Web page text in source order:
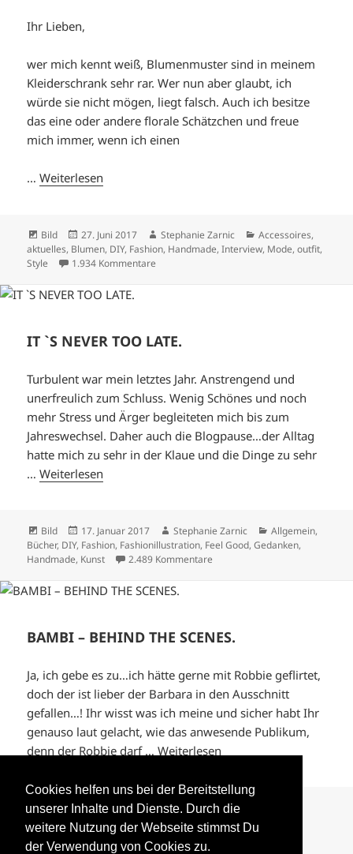
Cookies helfen uns bei der Bereitstellung
unserer Inhalte und Dienste. Durch die
weitere Nutzung der Webseite stimmst Du
der Verwendung von Cookies zu.
Ihr Lieben,
wer mich kennt weiß, Blumenmuster sind in meinem
Kleiderschrank sehr rar. Wer nun aber glaubt, ich
würde sie nicht mögen, liegt falsch. Auch ich besitze
das eine oder andere florale Schätzchen und freue
mich immer, wenn ich einen
…Weiterlesen
Format
Bild
Veröffentlicht
am
27. Juni 2017 Autor
Stephanie Zarnic Kategorien
Accessoires,
aktuelles, Blumen, DIY, Fashion, Handmade,Interview, Mode,outfit,
Style
1.934 Kommentare
IT `S NEVER TOO LATE.
Turbulent war mein letztes Jahr. Anstrengend und
unerfreulich zum Schluss. Wenig Schönes und noch
mehr Stress und Ärger begleiteten mich bis zum
Jahreswechsel. Daher auch die Blogpause…der Alltag
hatte mich zu sehr in der Klaue und die Dinge zu sehr
…Weiterlesen
Format
Bild
Veröffentlicht
am
17. Januar 2017 Autor
Stephanie Zarnic Kategorien
Allgemein,
Bücher, DIY, Fashion, Fashionillustration, Feel Good,Gedanken,
Handmade, Kunst 2.489 Kommentare
BAMBI – BEHIND THE SCENES.
Ja, ich gebe es zu…ich hätte gerne mit Robbie geflirtet,
doch der ist lieber der Barbara in den Ausschnitt
gefallen…! Ihr wisst was ich meine und sicher habt Ihr
genauso laut gelacht, wie das anwesende Publikum,
denn der Robbie darf …Weiterlesen
Format
Bild
Veröffentlicht
am
28. November 2016 Autor
Stephanie Zarnic
Accessoires,aktuelles,Ausgehen,Bags,Beauty,Berlin
Fashion, Gefühle,Locations, outfit,Stars 72 Kommentare